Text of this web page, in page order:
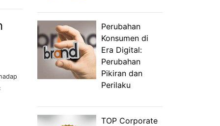
Perubahan
Konsumen di
Era Digital:
Perubahan
Pikiran dan
Perilaku
TOP Corporate